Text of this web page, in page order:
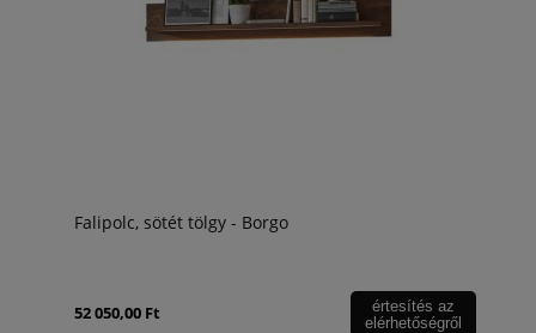
Falipolc, sötét tölgy - Borgo
52 050,00 Ft
értesítés az
elérhetőségről